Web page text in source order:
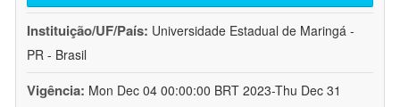
Instituição/UF/País: Universidade Estadual de Maringá -
PR - Brasil
Vigência: Mon Dec 04 00:00:00 BRT 2023-Thu Dec 31